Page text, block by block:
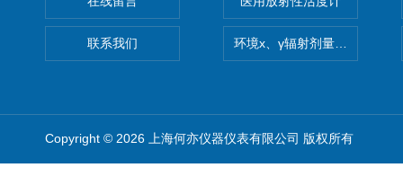
联系我们 环境x、γ辐射剂量率仪
Copyright © 2026 上海何亦仪器仪表有限公司 版权所有